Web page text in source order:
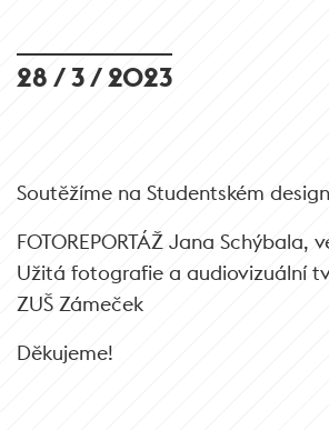
28 / 3 / 2023
Soutěžíme na Studentském
FOTOREPORTÁŽ Jana Schýbala,
Užitá fotografie a audiovizuální
ZUŠ Zámeček
Děkujeme!